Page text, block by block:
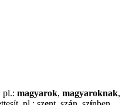
pl.: magyarok, magyaroknak,